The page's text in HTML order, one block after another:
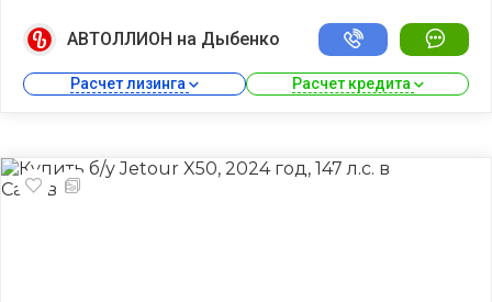
АВТОЛЛИОН на Дыбенко
Расчет лизинга Расчет кредита